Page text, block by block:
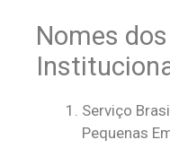
Nomes
Serviço
Pequenas